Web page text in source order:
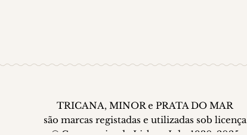
TRICANA, MINOR e PRATA DO MAR
são marcas registadas e utilizadas sob licença